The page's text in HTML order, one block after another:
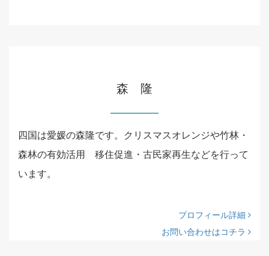
森 隆
四国は愛媛の森隆です。クリスマスオレンジや竹林・
森林の有効活用 移住促進・古民家再生などを行って
います。
プロフィール詳細
お問い合わせはコチラ